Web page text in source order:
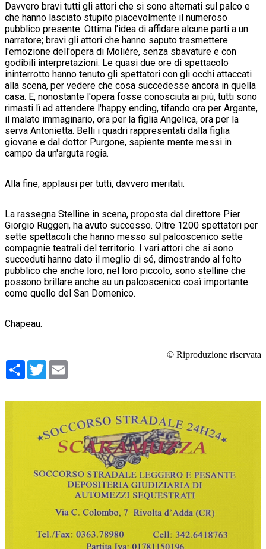
Davvero bravi tutti gli attori che si sono alternati sul palco e
che hanno lasciato stupito piacevolmente il numeroso
pubblico presente. Ottima l'idea di affidare alcune parti a un
narratore; bravi gli attori che hanno saputo trasmettere
l'emozione dell'opera di Moliére, senza sbavature e con
godibili interpretazioni. Le quasi due ore di spettacolo
ininterrotto hanno tenuto gli spettatori con gli occhi attaccati
alla scena, per vedere che cosa succedesse ancora in quella
casa. E, nonostante l'opera fosse conosciuta ai più, tutti sono
rimasti lì ad attendere l'happy ending, tifando ora per Argante,
il malato immaginario, ora per la figlia Angelica, ora per la
serva Antonietta. Belli i quadri rappresentati dalla figlia
giovane e dal dottor Purgone, sapiente mente messi in
campo da un'arguta regia.
Alla fine, applausi per tutti, davvero meritati.
La rassegna Stelline in scena, proposta dal direttore Pier
Giorgio Ruggeri, ha avuto successo. Oltre 1200 spettatori per
sette spettacoli che hanno messo sul palcoscenico sette
compagnie teatrali del territorio. I vari attori che si sono
succeduti hanno dato il meglio di sé, dimostrando al folto
pubblico che anche loro, nel loro piccolo, sono stelline che
possono brillare anche su un palcoscenico così importante
come quello del San Domenico.
Chapeau.
© Riproduzione riservata
Condividi
Twitter